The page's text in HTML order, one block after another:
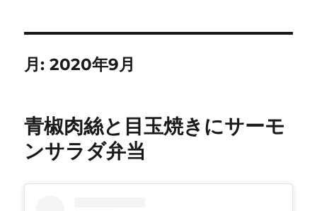
月:2020年9月
青椒肉絲と目玉焼きにサーモ
ンサラダ弁当